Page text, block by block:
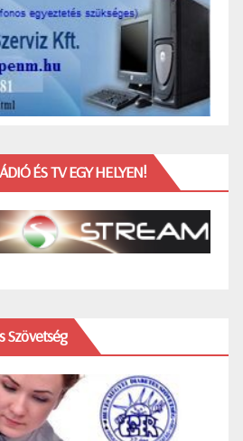
ÉS TV EGY HELYEN!
Szövetség